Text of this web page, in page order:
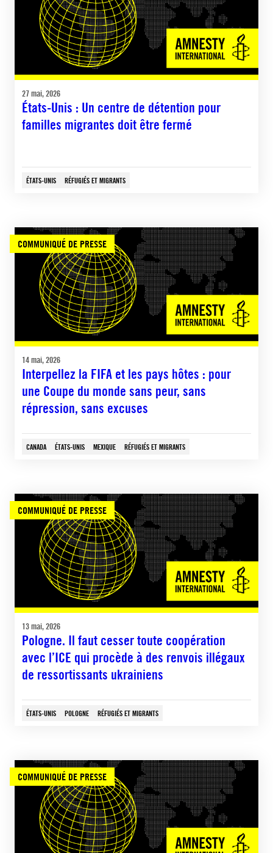
27 mai, 2026
États-Unis : Un centre de détention pour
familles migrantes doit être fermé
ÉTATS-UNIS RÉFUGIÉS ET MIGRANTS
COMMUNIQUÉ DE PRESSE
14 mai, 2026
Interpellez la FIFA et les pays hôtes : pour
une Coupe du monde sans peur, sans
répression, sans excuses
CANADA ÉTATS-UNIS MEXIQUE RÉFUGIÉS ET MIGRANTS
COMMUNIQUÉ DE PRESSE
13 mai, 2026
Pologne. Il faut cesser toute coopération
avec l’ICE qui procède à des renvois illégaux
de ressortissants ukrainiens
ÉTATS-UNIS POLOGNE RÉFUGIÉS ET MIGRANTS
COMMUNIQUÉ DE PRESSE